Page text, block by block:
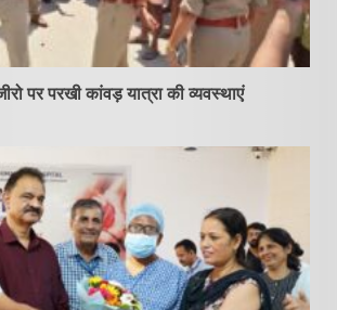
पर परखी कांवड़ यात्रा की व्यवस्थाएं